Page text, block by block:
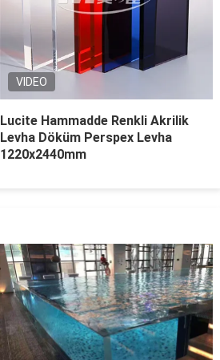
VIDEO
Lucite Hammadde Renkli Akrilik
Levha Döküm Perspex Levha
1220x2440mm